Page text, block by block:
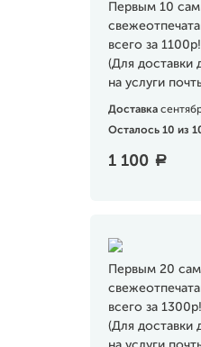
Первым 10
всего за
(Для доставки
на услуги
Доставка
Осталось 10 из
1 100 a
Первым 20
всего за
(Для доставки